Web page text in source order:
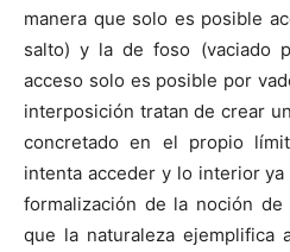
manera que solo es posible
salto) y la de foso (vaciado
acceso solo es posible por
interposición tratan de crear
concretado en el propio
intenta acceder y lo interior
formalización de la noción de
que la naturaleza ejemplifica